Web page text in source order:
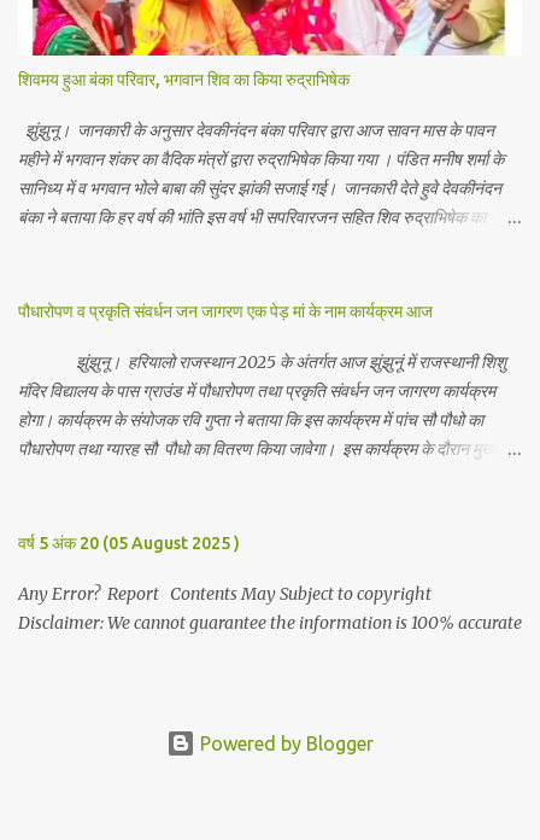
शिवमय हुआ बंका परिवार, भगवान शिव का किया रुद्राभिषेक
झुंझुनू। जानकारी के अनुसार देवकीनंदन बंका परिवार द्वारा आज सावन मास के पावन
महीने में भगवान शंकर का वैदिक मंत्रों द्वारा रुद्राभिषेक किया गया । पंडित मनीष शर्मा के
सानिध्य में व भगवान भोले बाबा की सुंदर झांकी सजाई गई। जानकारी देते हुवे देवकीनंदन
बंका ने बताया कि हर वर्ष की भांति इस वर्ष भी सपरिवारजन सहित शिव रुद्राभिषेक का
भाविक, लाडो, मीना, रेनू, निर्मला, दीक्षा, मनीषा आदि सभी परिवार जन उपस्थित रहे।
guarantee the information is 100% accurate
पौधारोपण व प्रकृति संवर्धन जन जागरण एक पेड़ मां के नाम कार्यक्रम आज
झुंझुनू। हरियालो राजस्थान 2025 के अंतर्गत आज झुंझुनूं में राजस्थानी शिशु
मंदिर विद्यालय के पास ग्राउंड में पौधारोपण तथा प्रकृति संवर्धन जन जागरण कार्यक्रम
होगा। कार्यक्रम के संयोजक रवि गुप्ता ने बताया कि इस कार्यक्रम में पांच सौ पौधो का
पौधारोपण तथा ग्यारह सौ पौधो का वितरण किया जावेगा। इस कार्यक्रम के दौरान मुख्य
उपस्थित रहेंगे। Contents May Subject to copyright Disclaimer: We
वर्ष 5 अंक 20 (05 August 2025 )
Any Error? Report Contents May Subject to copyright
Disclaimer: We cannot guarantee the information is 100% accurate
Powered by Blogger